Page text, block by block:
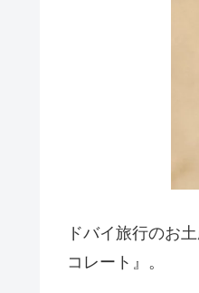
ドバイ旅行のお
コレート』。